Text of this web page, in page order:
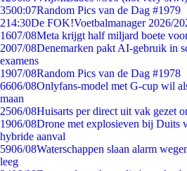
3500:07Random Pics van de Dag #1979
214:30De FOK!Voetbalmanager 2026/
1607/08Meta krijgt half miljard boete
2007/08Denemarken pakt AI-gebruik in
examens
1907/08Random Pics van de Dag #1978
6606/08Onlyfans-model met G-cup wil
maan
2506/08Huisarts per direct uit vak gezet
1906/08Drone met explosieven bij Duits
hybride aanval
5906/08Waterschappen slaan alarm
leeg